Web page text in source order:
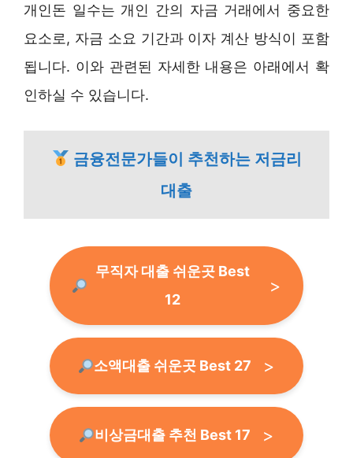
개인돈 일수는 개인 간의 자금 거래에서 중요한
요소로, 자금 소요 기간과 이자 계산 방식이 포함
됩니다. 이와 관련된 자세한 내용은 아래에서 확
인하실 수 있습니다.
금융전문가들이 추천하는 저금리
대출
무직자 대출 쉬운곳 Best
12
소액대출 쉬운곳 Best 27
비상금대출 추천 Best 17